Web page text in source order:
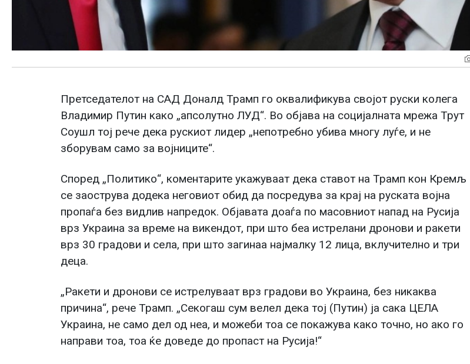
Претседателот на САД Доналд Трамп го оквалификува својот руски колега
Владимир Путин како „апсолутно ЛУД“. Во објава на социјалната мрежа Трут
Соушл тој рече дека рускиот лидер „непотребно убива многу луѓе, и не
зборувам само за војниците“.
Според „Политико“, коментарите укажуваат дека ставот на Трамп кон Кремљ
се заострува додека неговиот обид да посредува за крај на руската војна
пропаѓа без видлив напредок. Објавата доаѓа по масовниот напад на Русија
врз Украина за време на викендот, при што беа истрелани дронови и ракети
врз 30 градови и села, при што загинаа најмалку 12 лица, вклучително и три
деца.
„Ракети и дронови се истрелуваат врз градови во Украина, без никаква
причина“, рече Трамп. „Секогаш сум велел дека тој (Путин) ја сака ЦЕЛА
Украина, не само дел од неа, и можеби тоа се покажува како точно, но ако го
направи тоа, тоа ќе доведе до пропаст на Русија!“